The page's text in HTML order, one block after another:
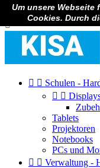
Um unsere
Cookies. Durch
Anmelden

  Schulen -
 
Tablets
Projektoren
Notebooks
PCs und
  Verwaltung -